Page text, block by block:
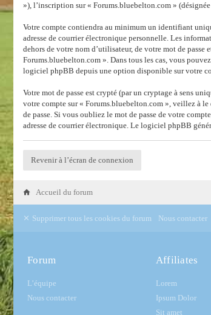
»), l’inscription sur « Forums.bluebelton.com »
Votre compte contiendra au minimum un identifiant
adresse de courrier électronique personnelle. Les
dehors de votre nom d’utilisateur, de votre mot de
Forums.bluebelton.com ». Dans tous les cas, vous
logiciel phpBB depuis une option disponible sur votre
Votre mot de passe est crypté (par un cryptage à sens
votre compte sur « Forums.bluebelton.com », veillez à
de passe. Si vous oubliez le mot de passe de votre
adresse de courrier électronique. Le logiciel phpBB
Revenir à l’écran de connexion
Accueil du forum
Supprimer tous les cookies du forum Nous contacter
Forum
L’équipe
Nous contacter
Affiliates
Lorem
Ipsum Dolor
Sit amet